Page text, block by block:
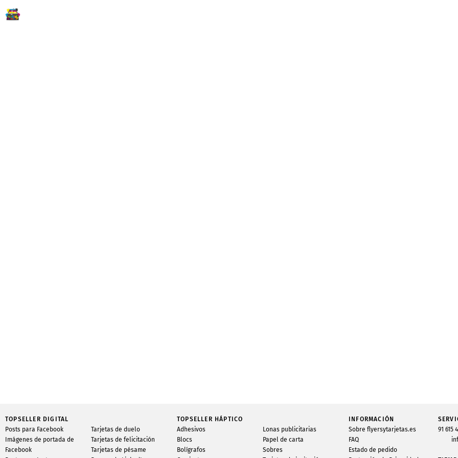
TOPSELLER DIGITAL
Posts para Facebook
Imágenes de portada de
Facebook
Tarjetas de duelo
Tarjetas de felicitación
Tarjetas de pésame
TOPSELLER HÁPTICO
Adhesivos
Blocs
Bolígrafos
Lonas publicitarias
Papel de carta
Sobres
INFORMACIÓN
Sobre flyersytarjetas.es
FAQ
Estado de pedido
91 615